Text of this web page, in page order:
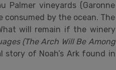
vineyards (Garonne
consumed by the ocean. The
will remain if the winery
(The Arch Will Be Among
story of Noah’s Ark found in